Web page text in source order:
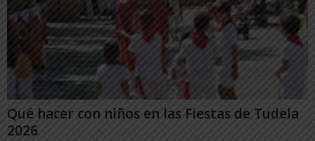
Qué hacer con niños en las Fiestas de Tudela
2026